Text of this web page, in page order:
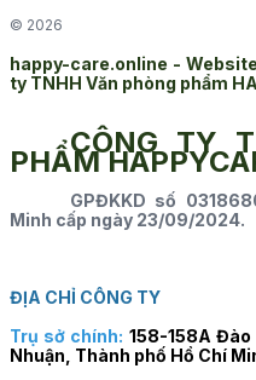
© 2026
happy-care.online -
ty TNHH Văn phòng phẩm
CÔNG TY
PHẨM
GPĐKKD số
Minh cấp ngày 23/09/2024.
ĐỊA CHỈ CÔNG TY
Trụ sở chính: 158-158A Đào
Nhuận, Thành phố Hồ Chí